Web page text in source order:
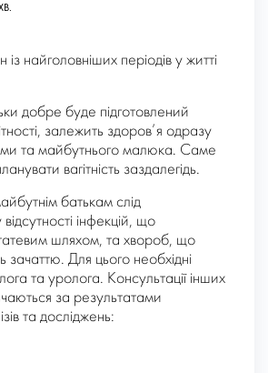
із найголовніших періодів у житті
добре буде підготовлений
залежить здоров’я одразу
та майбутнього малюка. Саме
вагітність заздалегідь.
батькам слід
інфекцій, що
шляхом, та хвороб, що
Для цього необхідні
та уролога. Консультації інших
за результатами
та досліджень: